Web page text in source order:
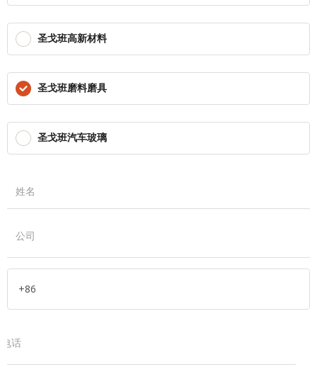
圣戈班高新材料
圣戈班磨料磨具
圣戈班汽车玻璃